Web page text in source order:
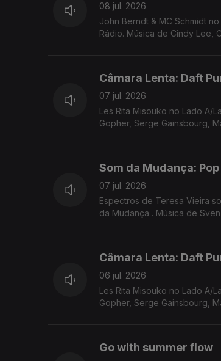
08 jul. 2026
John Berndt & MC Schmidt no Lado A/Lado B de Rui Miguel Abreu. Neu! como exemplo de Música Que Não Passa Na
Rádio. Música de Cindy Lee,
Câmara Lenta: Daft
07 jul. 2026
Les Rita Misouko no Lado A/
Gopher, Serge Gainsbourg,
Som da Mudança:
07 jul. 2026
Espectros de Teresa Vieira
da Mudança . Música de
Câmara Lenta: Daft
06 jul. 2026
Les Rita Misouko no Lado A/
Gopher, Serge Gainsbourg,
Go with summer flow